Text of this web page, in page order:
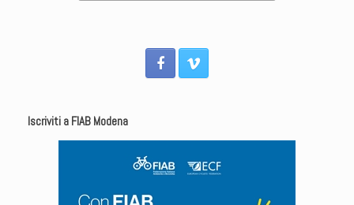
Iscriviti a FIAB Modena